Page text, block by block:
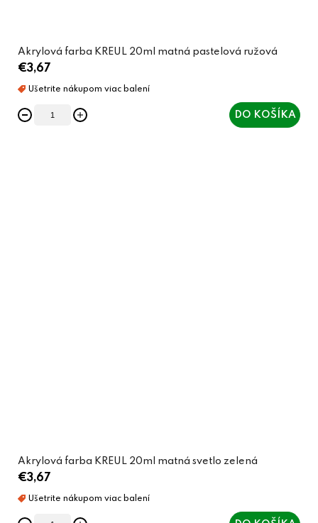
Akrylová farba KREUL 20ml matná pastelová ružová
€3,67
DO KOŠÍKA
Akrylová farba KREUL 20ml matná svetlo zelená
€3,67